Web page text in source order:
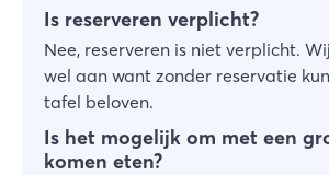
Is reserveren verplicht?
Nee, reserveren is niet verplicht.
wel aan want zonder reservatie
tafel beloven.
Is het mogelijk om met een
komen eten?